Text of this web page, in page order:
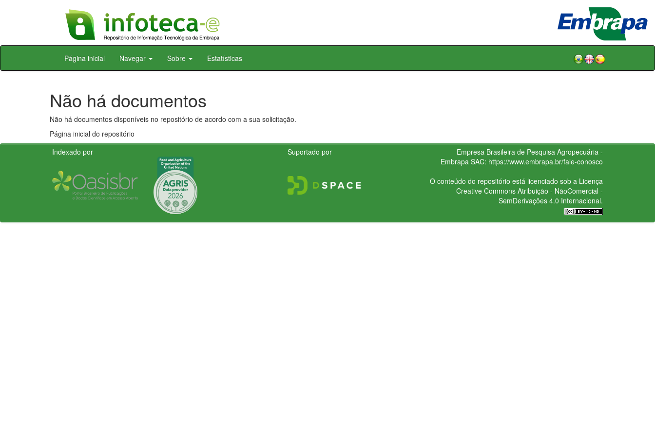
Skip
Página inicial Navegar Sobre Estatísticas
Não há documentos
Não há documentos disponíveis no repositório de acordo com a sua solicitação.
Página inicial do repositório
Indexado por
Suportado por
Empresa Brasileira de Pesquisa Agropecuária -
Embrapa SAC: https://www.embrapa.br/fale-conosco
O conteúdo do repositório está licenciado sob a Licença
Creative CommonsAtribuição - NãoComercial -
SemDerivações 4.0 Internacional.